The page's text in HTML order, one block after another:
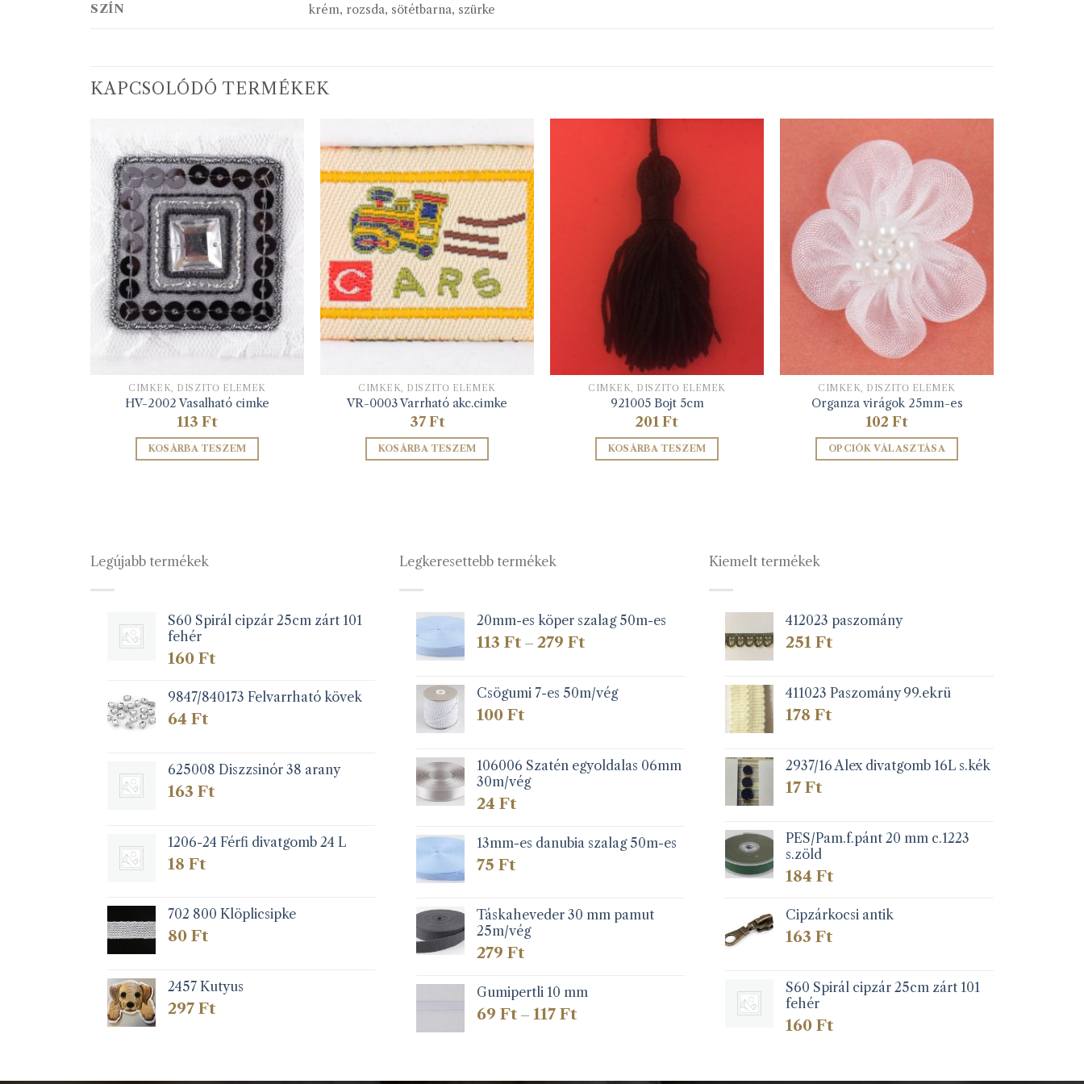
SZÍN krém, rozsda, sötétbarna, szürke
KAPCSOLÓDÓ TERMÉKEK
CIMKÉK, DÍSZÍTŐ ELEMEK
HV-2002 Vasalható cimke
113 Ft
KOSÁRBA TESZEM
CIMKÉK, DÍSZÍTŐ ELEMEK
VR-0003 Varrható akc.cimke
37Ft
KOSÁRBA TESZEM
CIMKÉK, DÍSZÍTŐ ELEMEK
921005 Bojt 5cm
201 Ft
KOSÁRBA TESZEM
CIMKÉK, DÍSZÍTŐ ELEMEK
Organza virágok 25mm-es
102 Ft
OPCIÓK VÁLASZTÁSA
a
Legújabb termékek
S60 Spirál cipzár 25cm zárt 101
fehér
160 Ft
9847/840173 Felvarrható kövek
64 Ft
625008 Diszzsinór 38 arany
163 Ft
1206-24 Férfi divatgomb 24 L
18 Ft
702 800 Klöplicsipke
80 Ft
2457 Kutyus
297 Ft
Legkeresettebb termékek
20mm-es köper szalag 50m-es
113Ft – 279FtÁrtartomány:
279 Ft
Csögumi 7-es 50m/vég
100Ft
106006 Szatén egyoldalas 06mm
30m/vég
24Ft
13mm-es danubia szalag 50m-es
75Ft
Táskaheveder 30 mm pamut
25m/vég
279Ft
Gumipertli 10 mm
69Ft – 117FtÁrtartomány:
Kiemelt termékek
412023 paszomány
251Ft
411023 Paszomány 99.ekrü
178Ft
2937/16 Alex divatgomb 16L s.kék
17Ft
PES/Pam.f.pánt 20 mm c.1223
s.zöld
184Ft
Cipzárkocsi antik
163Ft
S60 Spirál cipzár 25cm zárt 101
fehér
160Ft